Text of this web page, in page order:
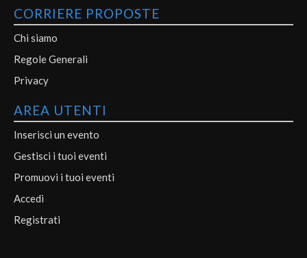
CORRIERE PROPOSTE
Chi siamo
Regole Generali
Privacy
AREA UTENTI
Inserisci un evento
Gestisci i tuoi eventi
Promuovi i tuoi eventi
Accedi
Registrati